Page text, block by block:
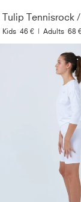
Material: 86%
Pflegehinweise:
mit ähnlichen
verwenden.
126616-192
Unifarben
Geschlecht:
Lichtechtheit:
Kids 46 € | Adults 68